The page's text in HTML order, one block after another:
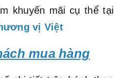
khuyến mãi cụ thể tại
vị Việt
mua hàng